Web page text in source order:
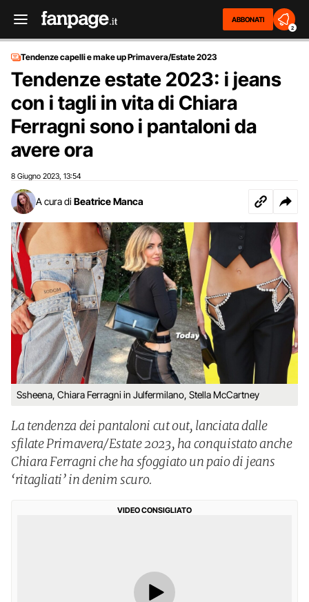
ABBONATI
2
Tendenze capelli e make up Primavera/Estate 2023
Tendenze estate 2023: i jeans
con i tagli in vita di Chiara
Ferragni sono i pantaloni da
avere ora
8 Giugno 2023 13:54
A cura di Beatrice Manca
Ssheena, Chiara Ferragni in Julfermilano, Stella McCartney
La tendenza dei pantaloni cut out, lanciata dalle
sfilate Primavera/Estate 2023, ha conquistato anche
Chiara Ferragni che ha sfoggiato un paio di jeans
‘ritagliati’ in denim scuro.
VIDEO CONSIGLIATO